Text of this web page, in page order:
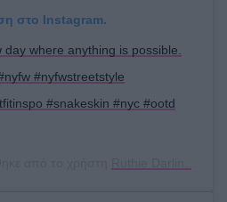
στο Instagram.
where anything is possible.
#nyfwstreetstyle
#snakeskin #nyc #ootd